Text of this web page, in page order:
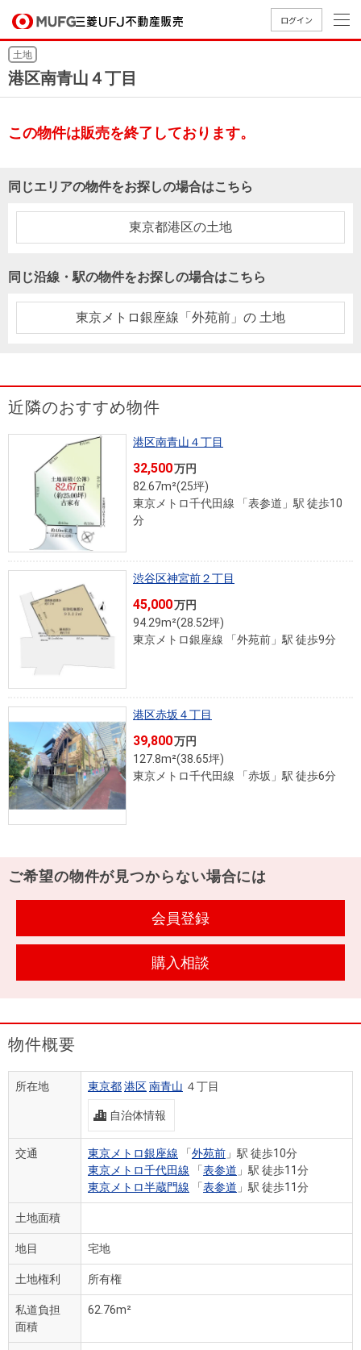
ログイン
買いたいTOP
マン
ショ
ンを
築・
中古
一戸
す
投
資
物
件
を
す
購入向け
サービス
住宅ロー
ンシミュ
ラス（お
住まいと
暮らしの
税金の本
（電子ブ
ック）
購入ガイ
ド
売りたいTOP
料
査
定
却
相
談
売却
時手
取り
試算
売却向け
サービス
住まいと
暮らしの
（電子ブ
ック）
売却ガイ
店舗案内TOP
案内（首
都圏）
案内（名
古屋）
案内（関
西）
会社情報TOP
つ
要
Way
経営ビジ
組織図
役員一
沿革
本社地
図
ニュース
会社案内
（電子ブ
ック版）
採用情報TOP
情報
採用情報
買いたい
会社情報
法人のお客さま
会員ページ
土地
港区南青山４丁目
この物件は販売を終了しております。
同じエリアの物件をお探しの場合はこちら
東京都港区の土地
同じ沿線・駅の物件をお探しの場合はこちら
東京メトロ銀座線「外苑前」の 土地
近隣のおすすめ物件
港区南青山４丁目
32,500万円
82.67m²(25坪)
東京メトロ千代田線 「表参道」駅 徒歩10
分
渋谷区神宮前２丁目
45,000万円
94.29m²(28.52坪)
東京メトロ銀座線 「外苑前」駅 徒歩9分
港区赤坂４丁目
39,800万円
127.8m²(38.65坪)
東京メトロ千代田線 「赤坂」駅 徒歩6分
ご希望の物件が見つからない場合には
会員登録
購入相談
物件概要
所在地 東京都港区南青山 ４丁目
自治体情報
交通 東京メトロ銀座線 「外苑前 」駅 徒歩10分
東京メトロ千代田線 「表参道 」駅 徒歩11分
東京メトロ半蔵門線 「表参道 」駅 徒歩11分
土地面積
地目 宅地
土地権利 所有権
私道負担
面積
62.76m²